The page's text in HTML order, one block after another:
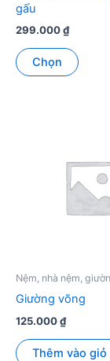
gấu
299.000₫
Chọn
phẩm
thể.
Các
được
chọn
sản
Nệm, nhà nệm,
Giường võng
125.000₫
Thêm vào giỏ